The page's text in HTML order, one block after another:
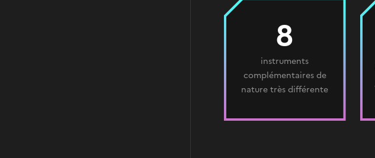
8
instruments
complémentaires de
nature très différente